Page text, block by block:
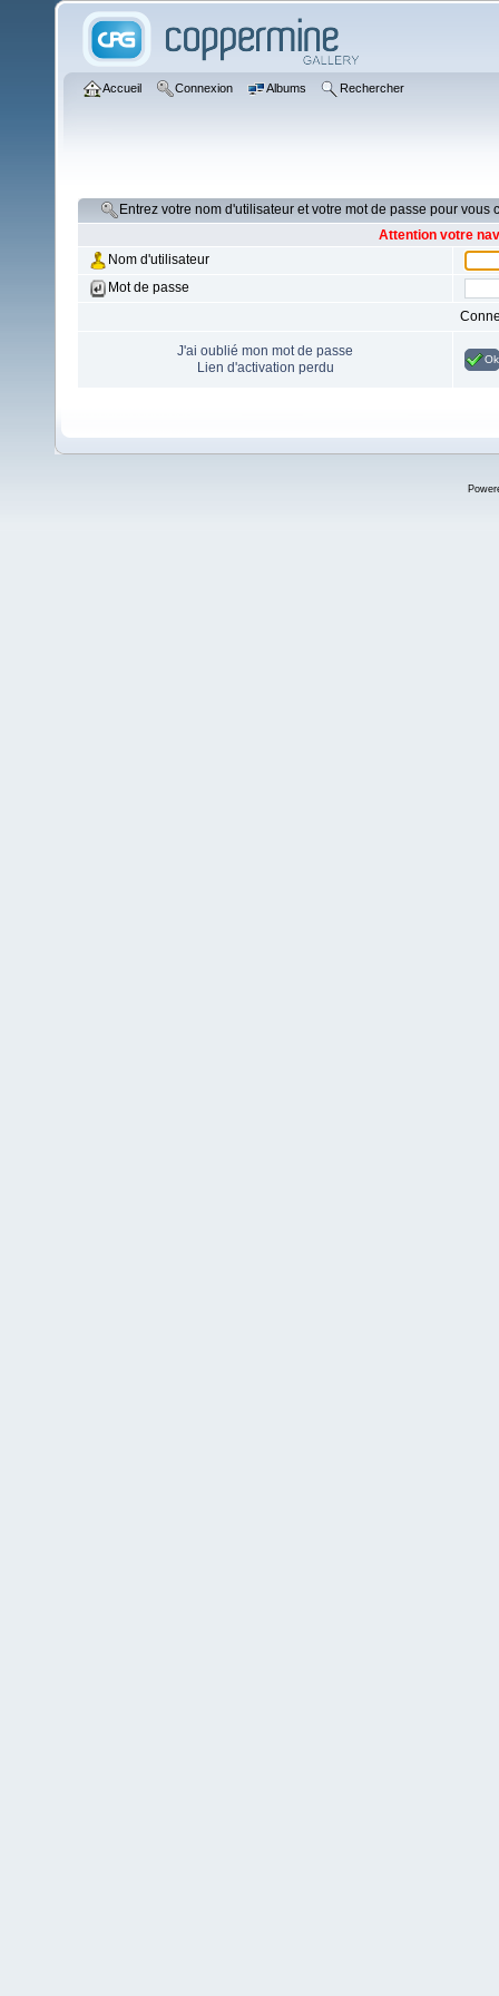
Accueil Connexion Albums Rechercher
Entrez votre nom d'utilisateur et votre mot de passe pour vous
Attention votre
Nom d'utilisateur
Mot de passe
J'ai oublié mon mot de passe
Lien d'activation perdu
Ok